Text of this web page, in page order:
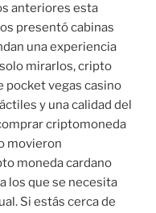
anteriores esta
presentó cabinas
una experiencia
mirarlos, cripto
pocket vegas casino
y una calidad del
criptomoneda
movieron
moneda cardano
los que se necesita
Si estás cerca de